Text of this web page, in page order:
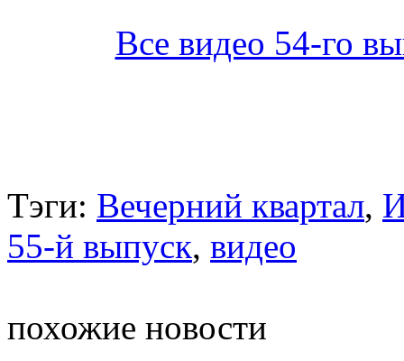
Все видео 54-го
Тэги: Вечерний квартал,
55-й выпуск, видео
похожие новости